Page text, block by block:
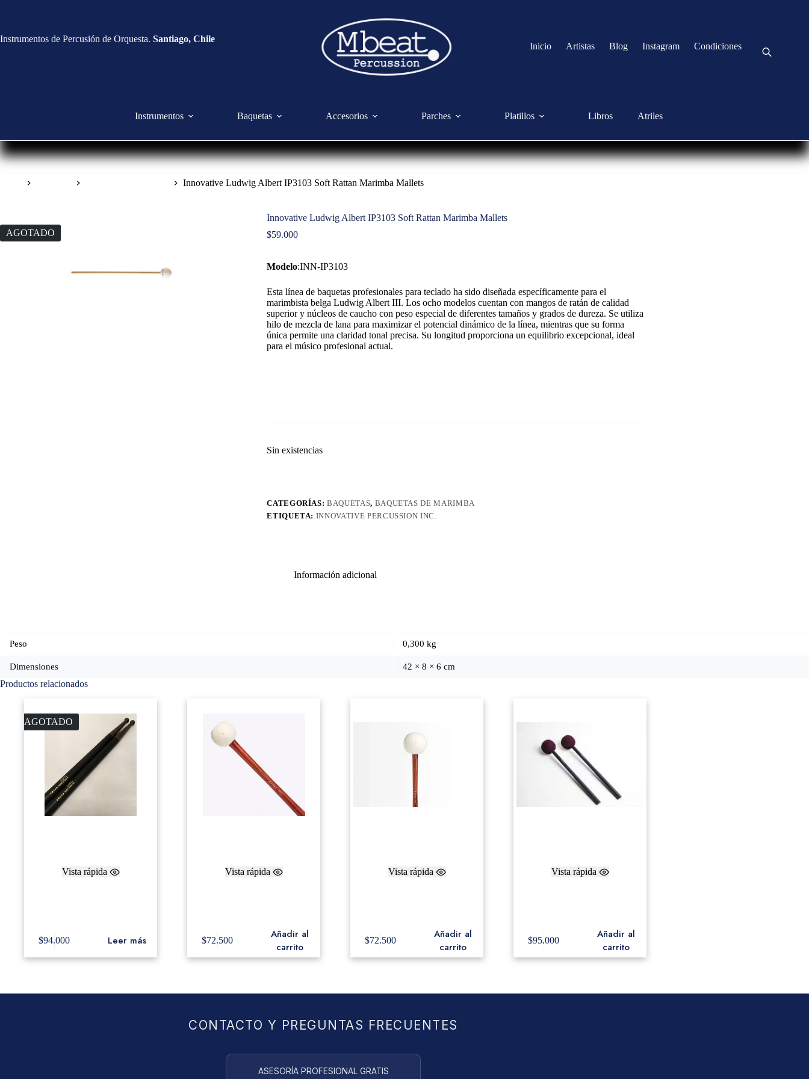
Instrumentos de Percusión de Orquesta. Santiago, Chile
Inicio Artistas Blog Instagram Condiciones
Instrumentos Baquetas Accesorios Parches Platillos Libros Atriles
Innovative Ludwig Albert IP3103 Soft Rattan Marimba Mallets
AGOTADO
Innovative Ludwig Albert IP3103 Soft Rattan Marimba Mallets
$59.000
Modelo:INN-IP3103
Esta línea de baquetas profesionales para teclado ha sido diseñada específicamente para el
marimbista belga Ludwig Albert III. Los ocho modelos cuentan con mangos de ratán de calidad
superior y núcleos de caucho con peso especial de diferentes tamaños y grados de dureza. Se utiliza
hilo de mezcla de lana para maximizar el potencial dinámico de la línea, mientras que su forma
única permite una claridad tonal precisa. Su longitud proporciona un equilibrio excepcional, ideal
para el músico profesional actual.
Sin existencias
CATEGORÍAS:BAQUETAS, BAQUETAS DE MARIMBA
ETIQUETA: INNOVATIVE PERCUSSION INC.
Información adicional
Peso 0,300 kg
Dimensiones 42 × 8 × 6 cm
Productos relacionados
AGOTADO
Vista rápida
$94.000 Leer más
Vista rápida
$72.500
Añadir al
carrito
Vista rápida
$72.500
Añadir al
carrito
Vista rápida
$95.000
Añadir al
carrito
CONTACTO Y PREGUNTAS FRECUENTES
ASESORÍA PROFESIONAL GRATIS